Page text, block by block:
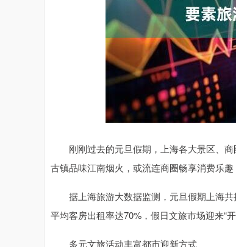
刚刚过去的元旦假期，上海各大景区、商
古镇品味江南烟火，或流连商圈畅享消费乐
据上海旅游大数据监测，元旦假期上海共
平均客房出租率达70%，假日文旅市场迎来“开
多元文旅活动丰富都市迎新方式